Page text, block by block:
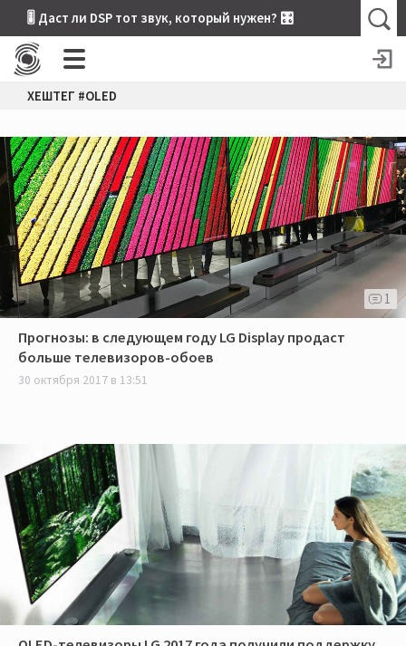
🎚 Даст ли DSP тот звук, который нужен? 🎛
ХЕШТЕГ #OLED
1
Прогнозы: в следующем году LG Display продаст
больше телевизоров-обоев
30 октября 2017 в 13:51